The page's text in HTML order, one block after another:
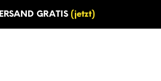
GRATIS (jetzt)